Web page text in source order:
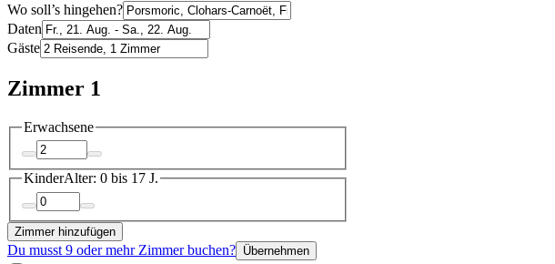
Wo soll’s hingehen?
Daten
Gäste
Zimmer 1
Erwachsene
KinderAlter: 0 bis 17 J.
Zimmer hinzufügen
Du musst 9 oder mehr Zimmer buchen? Übernehmen